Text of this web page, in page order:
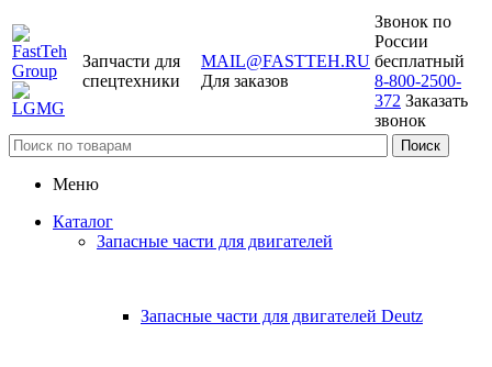
Запчасти для
спецтехники
MAIL@FASTTEH.RU
Для заказов
Звонок по
России
бесплатный
8-800-2500-
372 Заказать
звонок
Меню
Каталог
Запасные части для двигателей
Запасные части для двигателей Deutz